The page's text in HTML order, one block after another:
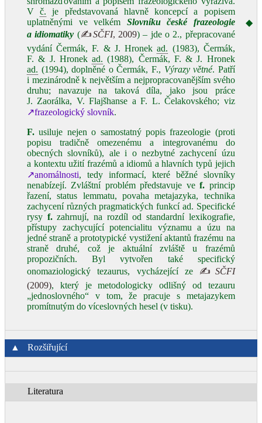
Vč. je představovaná hlavně koncepcí a popisem
uplatněnými ve velkém Slovníku české frazeologie
a idiomatiky (✍SČFI, 2009) – jde o 2., přepracované
vydání Čermák, F. & J. Hronekad. (1983), Čermák,
F. & J. Hronekad. (1988), Čermák, F. & J. Hronek
ad. (1994), doplněné o Čermák, F., Výrazy větné. Patří
i mezinárodně k největším a nejpropracovanějším svého
druhu; navazuje na taková díla, jako jsou práce
J. Zaorálka, V. Flajšhanse a F. L. Čelakovského; viz
↗frazeologický slovník.
F. usiluje nejen o samostatný popis frazeologie (proti
popisu tradičně omezenému a integrovanému do
obecných slovníků), ale i o nezbytné zachycení úzu
a kontextu užití frazémů a idiomů a hlavních typů jejich
↗anomálnosti, tedy informací, které běžné slovníky
nenabízejí. Zvláštní problém představuje vef. princip
řazení, status lemmatu, povaha metajazyka, technika
zachycení různých pragmatických funkcí ad. Specifické
rysy f.zahrnují, na rozdíl od standardní lexikografie,
přístupy zachycující potencialitu významu a úzu na
jedné straně a prototypické vystižení aktantů frazému na
straně druhé, což je aktuální zvláště u frazémů
propozičních. Byl vytvořen také specifický
onomaziologický tezaurus, vycházející ze ✍ SČFI
(2009), který je metodologicky odlišný od tezauru
„jednoslovného“ v tom, že pracuje s metajazykem
promítnutým do víceslovných hesel (v tisku).
◆
▲ Rozšiřující
Literatura